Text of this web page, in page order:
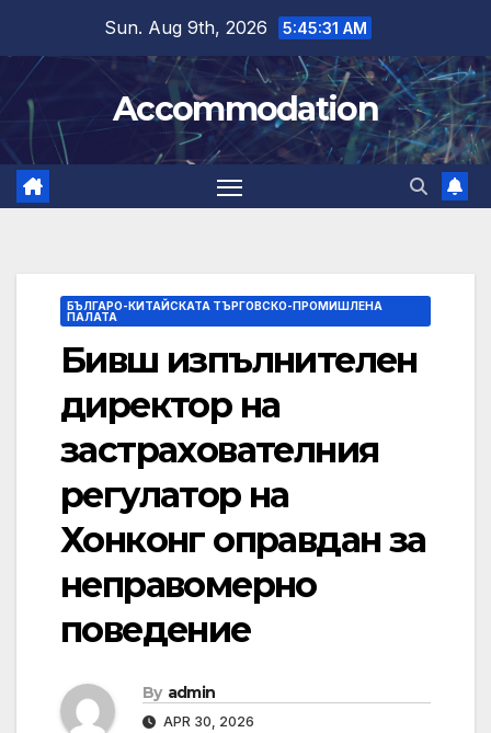
content
Sun. Aug 9th, 2026 5:45:31 AM
Accommodation
БЪЛГАРО-КИТАЙСКАТА ТЪРГОВСКО-ПРОМИШЛЕНА
ПАЛАТА
Бивш изпълнителен
директор на
застрахователния
регулатор на
Хонконг оправдан за
неправомерно
поведение
By admin
APR 30, 2026